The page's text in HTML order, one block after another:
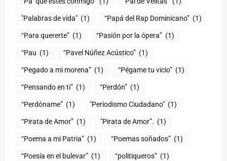
"Palabras de vida" (1) “Papá del Rap Dominicano” (1)
“Para quererte” (1) “Pasión por la ópera” (1)
“Pau (1) “Pavel Núñez Acústico” (1)
“Pegado a mi morena” (1) “Pégame tu vicio” (1)
“Pensando en ti” (1) “Perdón” (1)
“Perdóname” (1) "Periodismo Ciudadano" (1)
“Pirata de Amor” (1) "Pirata de Amor”. (1)
“Poema a mi Patria” (1) “Poemas soñados” (1)
“Poesía en el bulevar” (1) “politiqueros” (1)